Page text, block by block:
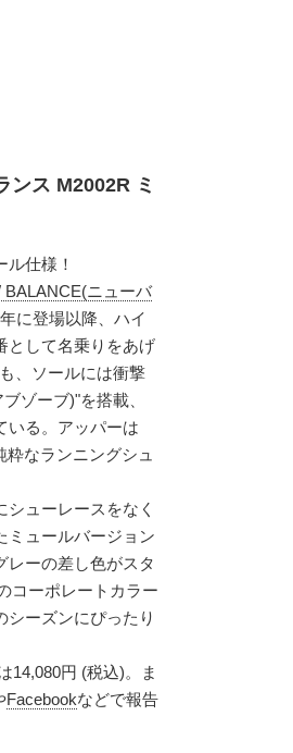
ンス M2002R ミ
仕様！
BALANCE(ニューバ
に登場以降、ハイ
として名乗りをあげ
、ソールには衝撃
ゾーブ)"を搭載、
いる。アッパーは
なランニングシュ
ューレースをなく
ミュールバージョン
レーの差し色がスタ
コーポレートカラー
シーズンにぴったり
14,080円 (税込)。ま
Facebookなどで報告